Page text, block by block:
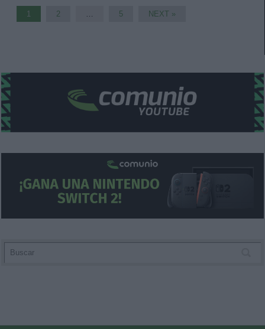
1 2 5 NEXT »